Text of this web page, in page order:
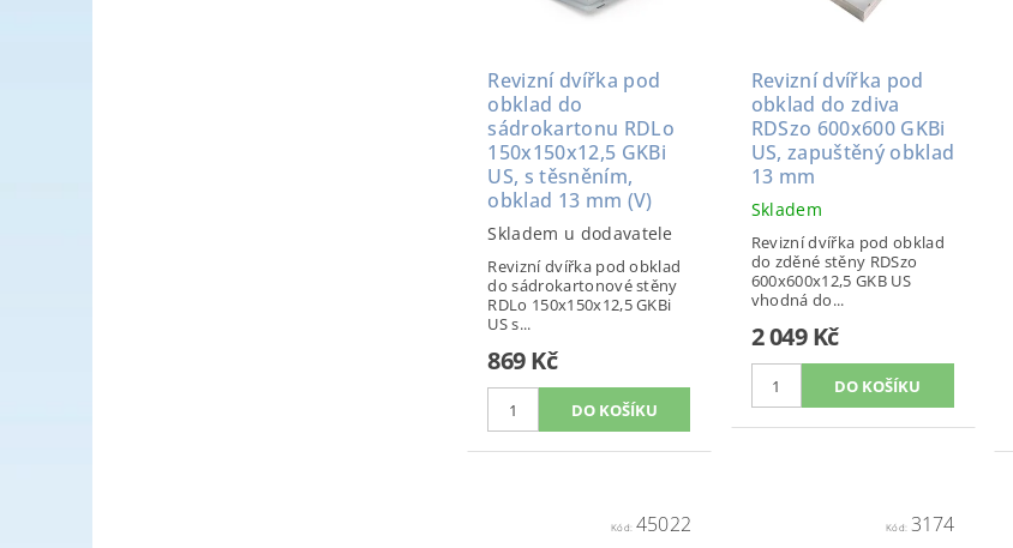
Revizní dvířka pod
obklad do
sádrokartonu RDLo
150x150x12,5 GKBi
US, s těsněním,
obklad 13 mm (V)
Skladem u dodavatele
Revizní dvířka pod obklad
do sádrokartonové stěny
RDLo 150x150x12,5 GKBi
US s...
869 Kč
Revizní dvířka pod
obklad do zdiva
RDSzo 600x600 GKBi
US, zapuštěný obklad
13 mm
Skladem
Revizní dvířka pod obklad
do zděné stěny RDSzo
600x600x12,5 GKB US
vhodná do...
2 049 Kč
Kód: 45022 Kód: 3174